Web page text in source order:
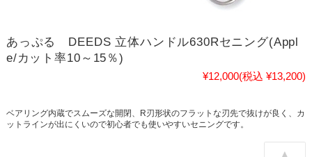
あっぷる DEEDS 立体ハンドル630Rセニング(Appl
e/カット率10～15％)
¥12,000(税込 ¥13,200)
ベアリング内蔵でスムーズな開閉、R刃形状のフラットな刃先で抜けが良く、カ
ットラインが出にくいので初心者でも使いやすいセニングです。